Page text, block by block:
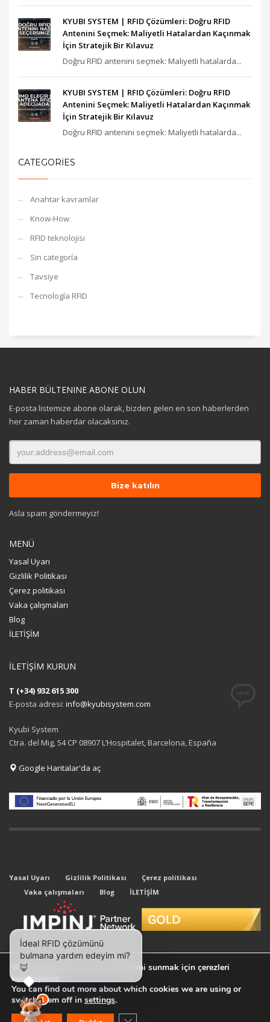
KYUBI SYSTEM | RFID Çözümleri: Doğru RFID
Antenini Seçmek: Maliyetli Hatalardan Kaçınmak
İçin Stratejik Bir Kılavuz
Doğru RFID antenini seçmek: Maliyetli hatalarda...
KYUBI SYSTEM | RFID Çözümleri: Doğru RFID
Antenini Seçmek: Maliyetli Hatalardan Kaçınmak
İçin Stratejik Bir Kılavuz
Doğru RFID antenini seçmek: Maliyetli hatalarda...
CATEGORIES
Anahtar kavramlar
Know-How
RFID teknolojisi
Sin categoría
Tavsiye
Tecnología RFID
HABER BÜLTENINE ABONE OLUN
E-posta listemize abone olarak, bizden gelen en son haberlerden
her zaman haberdar olacaksınız.
Asla spam göndermeyiz!
MENÜ
Yasal Uyarı
Gizlilik Politikası
Çerez politikası
Vaka çalışmaları
Blog
İLETİŞİM
İLETİŞİM KURUN
T (+34) 932 615 300
E-posta adresi: info@kyubisystem.com
Kyubi System
Ctra. del Mig, 54 CP 08907 L’Hospitalet, Barcelona, España
Google Haritalar'da aç
Yasal Uyarı Gizlilik Politikası
Çerez politikası
Vaka çalışmaları
Blog İLETİŞİM
© 2026 All rights reserved. Kyubi System.
Web sitemizde size en iyi deneyimi sunmak için çerezleri
kullanıyoruz.
You can find out more about which cookies we are using or
switch them off in settings.